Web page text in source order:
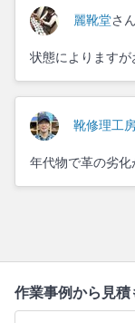
麗靴堂さ
状態によりますが
靴修理工
年代物で革の劣化
作業事例から見積